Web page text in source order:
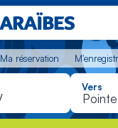
Ma réservation
Ma réservation
Vers